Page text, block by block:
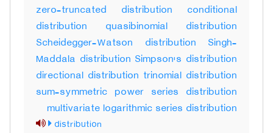
zero-truncated distribution conditional
distribution quasibinomial distribution
Scheidegger-Watson distribution Singh-
Maddala distribution Simpson's distribution
directional distribution trinomial distribution
sum-symmetric power series distribution
multivariate logarithmic series distribution
distribution